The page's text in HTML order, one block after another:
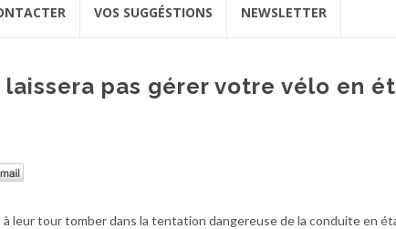
VOS SUGGÉSTIONS NEWSLETTER
laissera pas gérer votre vélo en
leur tour tomber dans la tentation dangereuse de la conduite en